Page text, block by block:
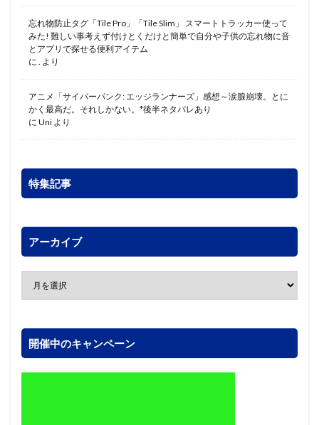
忘れ物防止タグ「Tile Pro」「Tile Slim」 スマートトラッカー使って
みた! 難しい事考えず付けとくだけと簡単で自分や子供の忘れ物に音
とアプリで探せる便利アイテム
に . より
アニメ「サイバーパンク: エッジランナーズ」感想～涙腺崩壊。とに
かく最高だ。それしかない。*後半ネタバレあり
に Uni より
特集記事
アーカイブ
開催中のキャンペーン